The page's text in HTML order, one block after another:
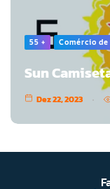
55 + Comércio
Sun
Dez 22, 2023